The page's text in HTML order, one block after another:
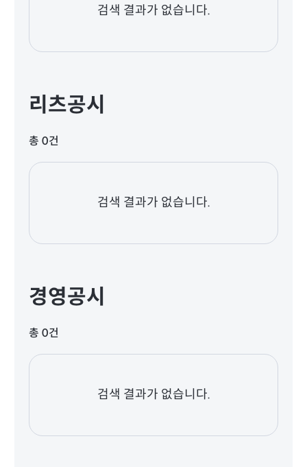
검색 결과가 없습니다.
리츠공시
총 0건
검색 결과가 없습니다.
경영공시
총 0건
검색 결과가 없습니다.